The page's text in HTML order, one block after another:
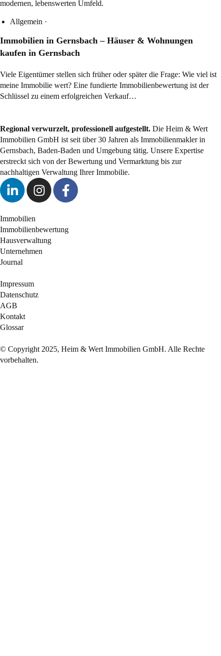
Allgemein ·
Immobilien in Gernsbach – Häuser & Wohnungen
kaufen in Gernsbach
Viele Eigentümer stellen sich früher oder später die Frage: Wie viel ist
meine Immobilie wert? Eine fundierte Immobilienbewertung ist der
Schlüssel zu einem erfolgreichen Verkauf…
Regional verwurzelt, professionell aufgestellt. Die Heim & Wert
Immobilien GmbH ist seit über 30 Jahren als Immobilienmaklerin
Gernsbach, Baden-Baden und Umgebung tätig. Unsere Expertise
erstreckt sich von der Bewertung und Vermarktung bis zur
nachhaltigen Verwaltung Ihrer Immobilie.
Immobilien
Immobilienbewertung
Hausverwaltung
Unternehmen
Journal
Impressum
Datenschutz
AGB
Kontakt
Glossar
© Copyright 2025, Heim & Wert Immobilien GmbH. Alle Rechte
vorbehalten.